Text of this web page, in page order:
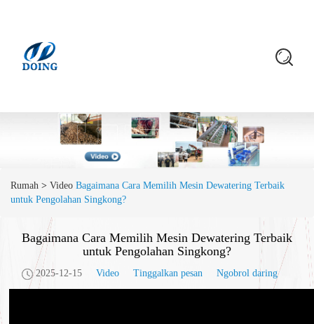
Rumah > Video Bagaimana Cara Memilih Mesin Dewatering Terbaik
untuk Pengolahan Singkong?
Bagaimana Cara Memilih Mesin Dewatering Terbaik
untuk Pengolahan Singkong?
2025-12-15 Video Tinggalkan pesan Ngobrol daring